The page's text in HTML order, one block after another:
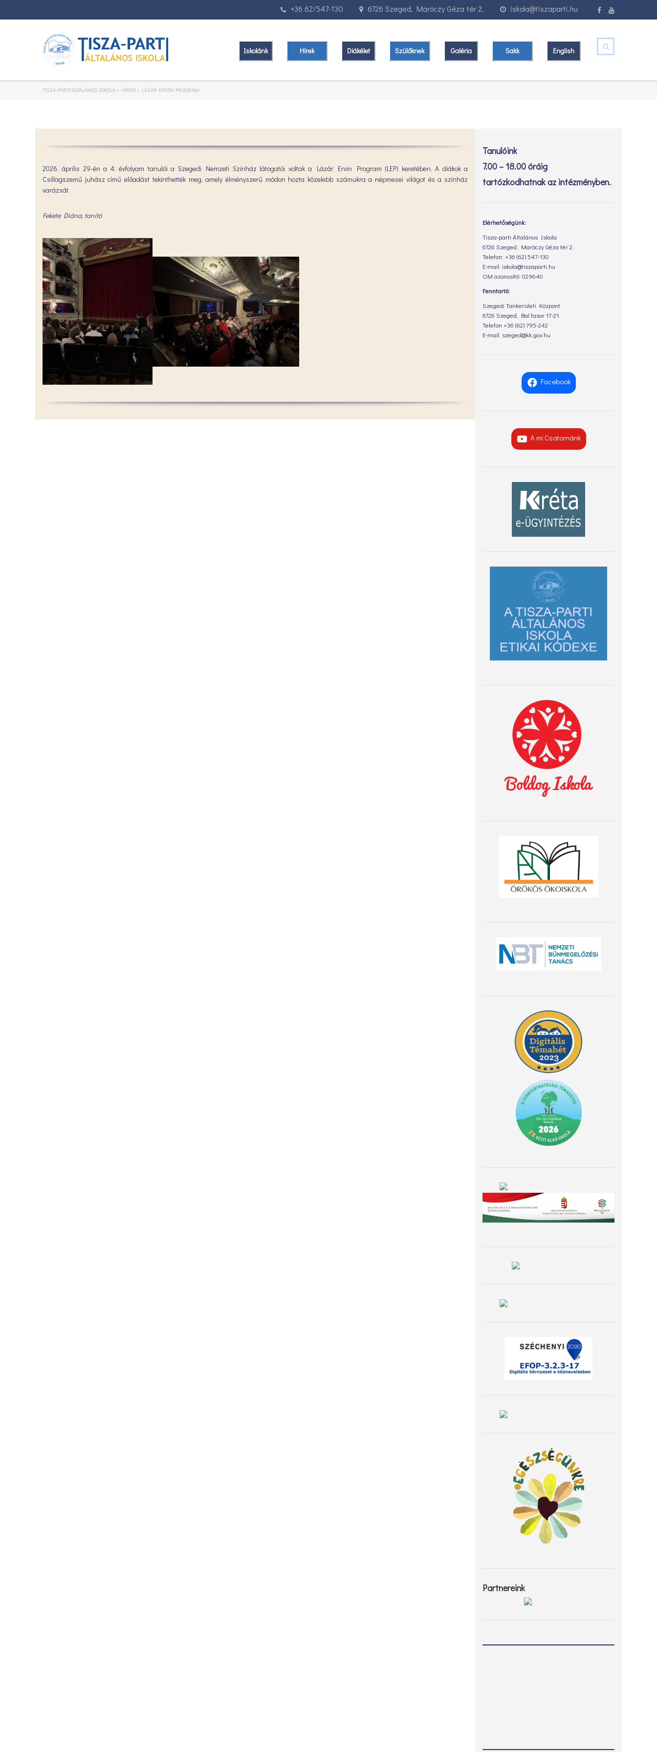
iskola@tiszaparti.hu
6726 Szeged, Maróczy Géza tér 2.
+36 62/547-130
Iskolánk Hírek Diákélet Szülőknek Galéria Sakk English
TISZA-PARTI ÁLTALÁNOS ISKOLA > HÍREK > LÁZÁR ERVIN PROGRAM
2026. április 29-én a 4. évfolyam tanulói a Szegedi Nemzeti Színház látogatói voltak a Lázár Ervin Program (LEP) keretében. A diákok a
Csillagszemű juhász című előadást tekinthették meg, amely élményszerű módon hozta közelebb számukra a népmesei világot és a színház
varázsát.
Fekete Diána, tanító
Tanulóink
7.00 – 18.00 óráig
tartózkodhatnak az intézményben.
Elérhetőségünk:
Tisza-parti Általános Iskola
6726 Szeged, Maróczy Géza tér 2.
Telefon: +36 (62) 547-130
E-mail: iskola@tiszaparti.hu
OM azonosító: 029640
Fenntartó:
Szegedi Tankerületi Központ
6726 Szeged, Bal fasor 17-21.
Telefon +36 (62) 795-242
E-mail: szeged@kk.gov.hu
Facebook
A mi Csatornánk
Partnereink